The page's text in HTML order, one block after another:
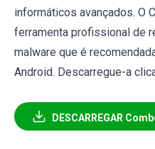
informáticos avançados. O
ferramenta profissional de
malware que é
Android. Descarregue-a
DESCARREGAR